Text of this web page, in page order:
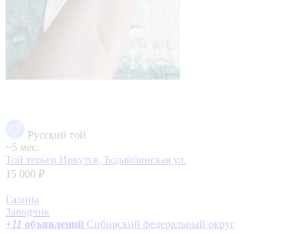
Русский той
~5 мес.
Той терьер Иркутск, Бодайбинская ул.
15 000 ₽
Галина
Заводчик
+11 объявлений Сибирский федеральный округ